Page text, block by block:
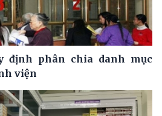
định phân chia danh mục
viện